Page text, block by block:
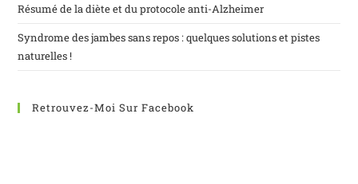
Résumé de la diète et du protocole anti-Alzheimer
Syndrome des jambes sans repos : quelques solutions et pistes
naturelles !
Retrouvez-Moi Sur Facebook